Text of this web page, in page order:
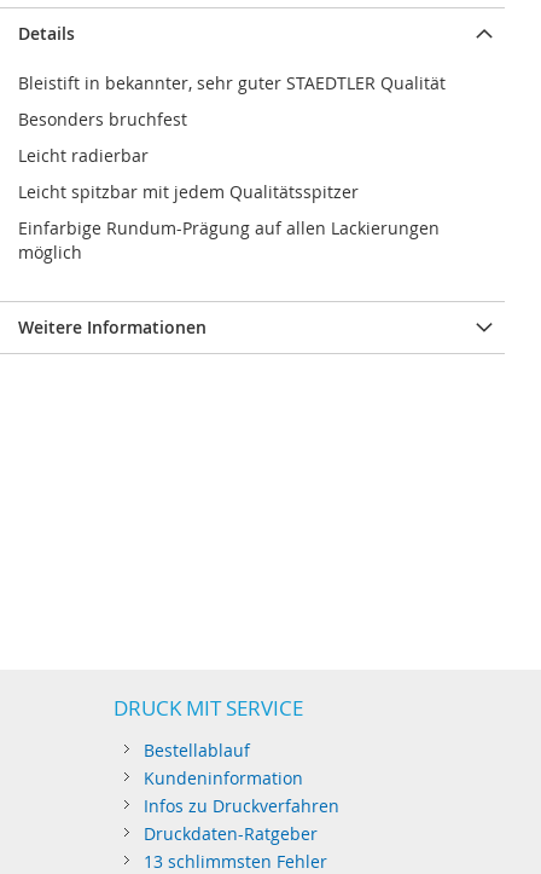
Details
Bleistift in bekannter, sehr guter STAEDTLER Qualität
Besonders bruchfest
Leicht radierbar
Leicht spitzbar mit jedem Qualitätsspitzer
Einfarbige Rundum-Prägung auf allen Lackierungen
möglich
Weitere Informationen
DRUCK MIT SERVICE
Bestellablauf
Kundeninformation
Infos zu Druckverfahren
Druckdaten-Ratgeber
13 schlimmsten Fehler